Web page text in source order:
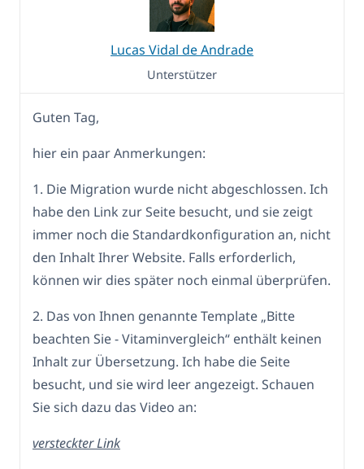
Lucas Vidal de Andrade
Unterstützer
Guten Tag,
hier ein paar Anmerkungen:
1. Die Migration wurde nicht abgeschlossen. Ich
habe den Link zur Seite besucht, und sie zeigt
immer noch die Standardkonfiguration an, nicht
den Inhalt Ihrer Website. Falls erforderlich,
können wir dies später noch einmal überprüfen.
2. Das von Ihnen genannte Template „Bitte
beachten Sie - Vitaminvergleich“ enthält keinen
Inhalt zur Übersetzung. Ich habe die Seite
besucht, und sie wird leer angezeigt. Schauen
Sie sich dazu das Video an:
versteckter Link